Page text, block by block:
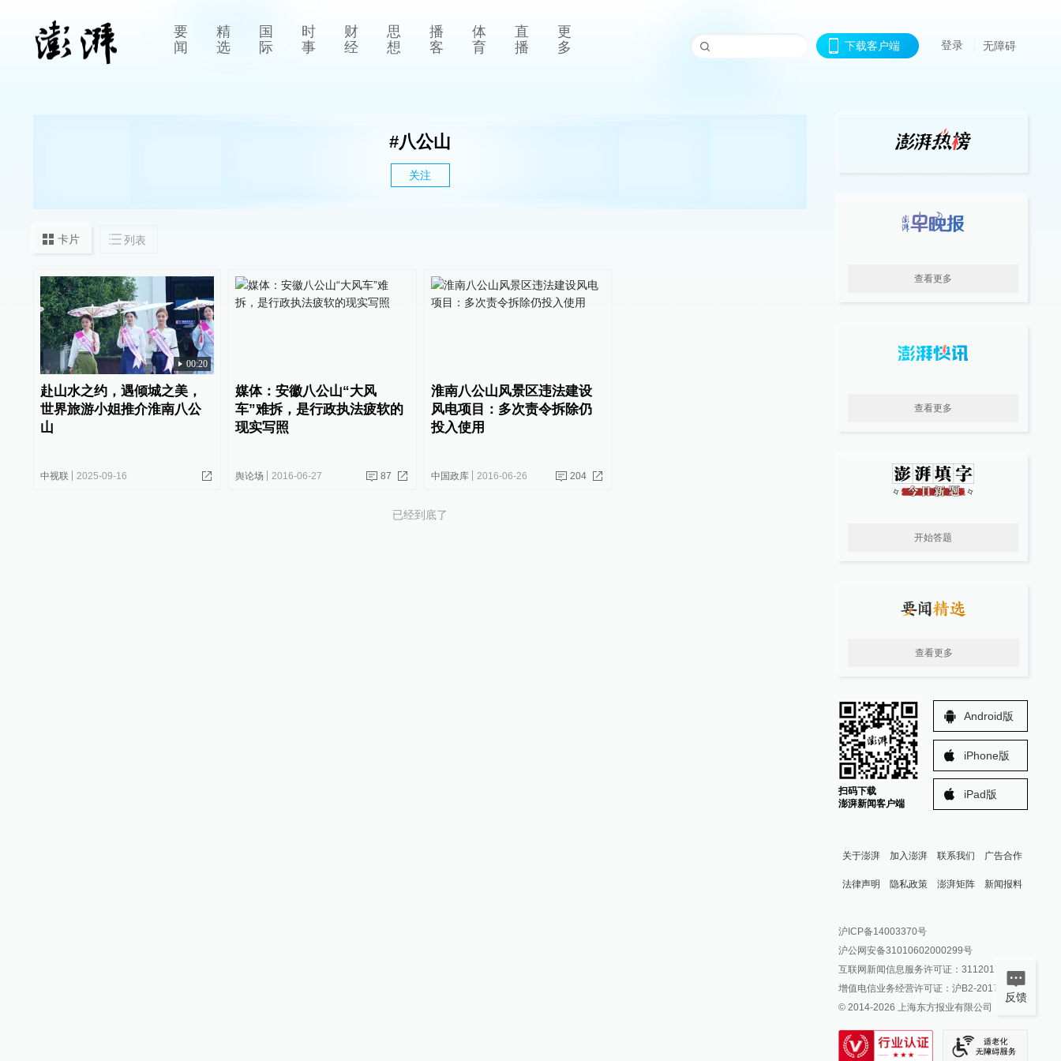
要
闻
精
选
国
际
时
事
财
经
思
想
播
客
体
育
直
播
更
多
下载客户端 登录 无障碍
#八公山
关注
卡片 列表
00:20
赴山水之约，遇倾城之美，
世界旅游小姐推介淮南八公
山
中视联 2025-09-16
媒体：安徽八公山“大风
车”难拆，是行政执法疲软的
现实写照
舆论场 2016-06-27 87
淮南八公山风景区违法建设
风电项目：多次责令拆除仍
投入使用
中国政库 2016-06-26 204
已经到底了
查看更多
查看更多
开始答题
查看更多
扫码下载
澎湃新闻客户端
Android版
iPhone版
iPad版
关于澎湃 加入澎湃 联系我们 广告合作
法律声明 隐私政策 澎湃矩阵
澎湃新闻公众号
澎湃新闻抖音号
派生万物开放平台
IP SHANGHAI
SIXTH TONE
新闻报料
报料邮箱: news@thepaper.cn
沪ICP备14003370号
沪公网安备31010602000299号
互联网新闻信息服务许可证：31120170006
增值电信业务经营许可证：沪B2-2017116
© 2014-2026 上海东方报业有限公司
反馈